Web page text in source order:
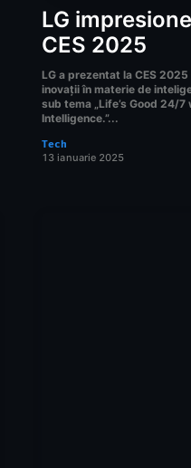
LG
CES 2025
LG a prezentat la CES
inovații în materie de
sub tema „Life’s Good 24/
Intelligence.”...
Tech
13 ianuarie 2025